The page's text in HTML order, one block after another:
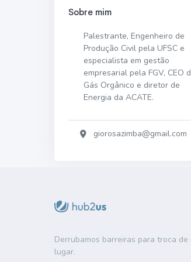
Sobre mim
Palestrante, Engenheiro de
Produção Civil pela UFSC e
especialista em gestão
empresarial pela FGV, CEO
Gás Orgânico e diretor de
Energia da ACATE.
giorosazimba@gmail.com
Derrubamos barreiras para troca
lugar.